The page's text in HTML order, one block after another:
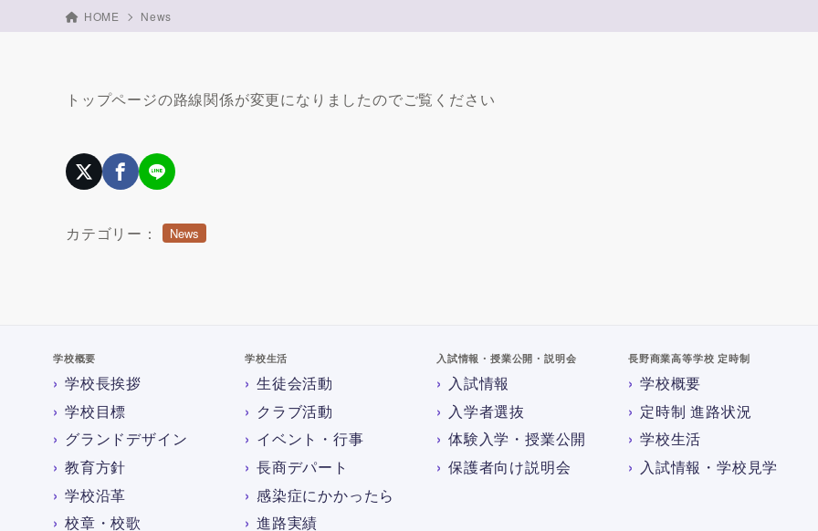
HOME News
トップページの路線関係が変更になりましたのでご覧ください
カテゴリー： News
学校概要
学校長挨拶
学校目標
グランドデザイン
教育方針
学校沿革
校章・校歌
学校生活
生徒会活動
クラブ活動
イベント・行事
長商デパート
感染症にかかったら
進路実績
入試情報・授業公開・説明会
入試情報
入学者選抜
体験入学・授業公開
保護者向け説明会
長野商業高等学校 定時制
学校概要
定時制 進路状況
学校生活
入試情報・学校見学